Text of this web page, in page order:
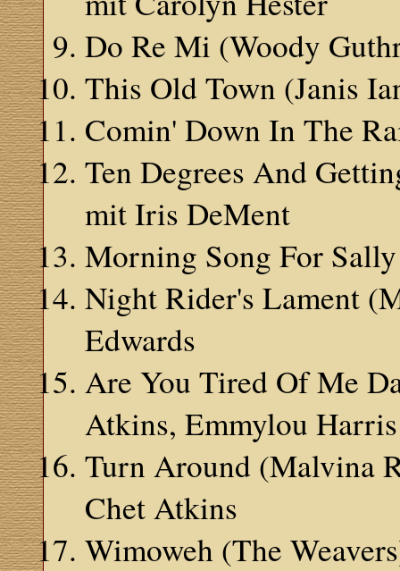
Do Re Mi (Woody
This Old Town (Janis
Comin' Down In The
Ten Degrees And
mit Iris DeMent
Morning Song For
Night Rider's Lament
Edwards
Are You Tired Of Me
Atkins, Emmylou
Turn Around (Malvina
Chet Atkins
Wimoweh (The